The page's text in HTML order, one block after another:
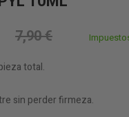
7,90 €
total.
sin perder firmeza.